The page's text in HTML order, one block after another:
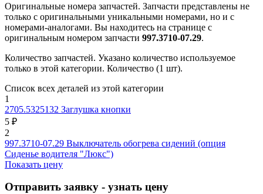
Оригинальные номера запчастей. Запчасти представлены не
только с оригинальными уникальными номерами, но и с
номерами-аналогами. Вы находитесь на странице с
оригинальным номером запчасти 997.3710-07.29.
Количество запчастей. Указано количество используемое
только в этой категории. Количество (1 шт).
Список всех деталей из этой категории
1
2705.5325132 Заглушка кнопки
5 ₽
2
997.3710-07.29 Выключатель обогрева сидений (опция
Сиденье водителя "Люкс")
Показать цену
Отправить заявку - узнать цену